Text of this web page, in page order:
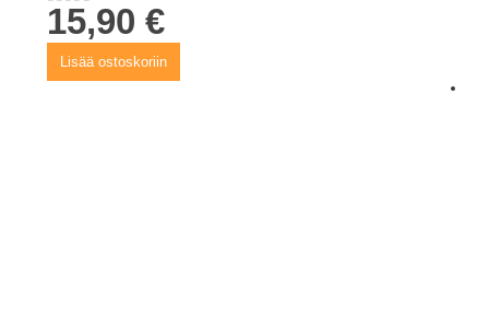
0out of 5
15,90€
Lisää ostoskoriin